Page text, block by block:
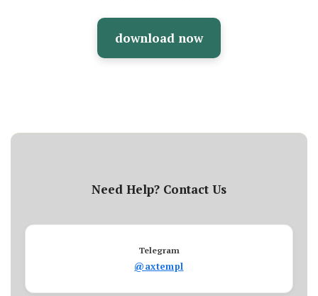
download now
Need Help? Contact Us
Telegram
@axtempl